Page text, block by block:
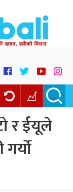
र ईयूले